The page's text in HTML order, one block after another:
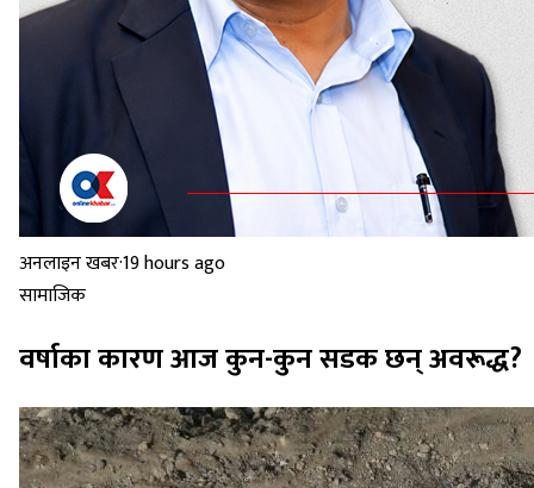
अनलाइन खबर·19 hours ago
सामाजिक
वर्षाका कारण आज कुन-कुन सडक छन् अवरूद्ध?